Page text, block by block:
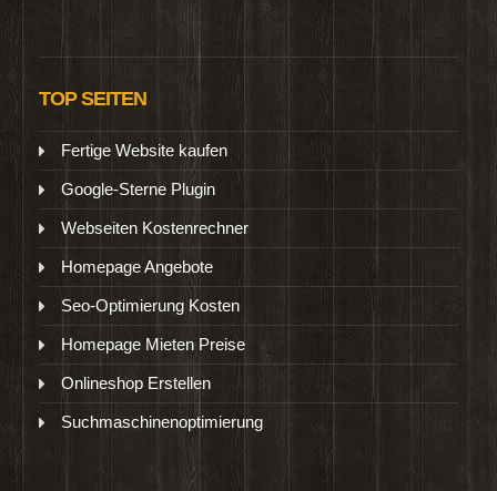
TOP SEITEN
Fertige Website kaufen
Google-Sterne Plugin
Webseiten Kostenrechner
Homepage Angebote
Seo-Optimierung Kosten
Homepage Mieten Preise
Onlineshop Erstellen
Suchmaschinenoptimierung